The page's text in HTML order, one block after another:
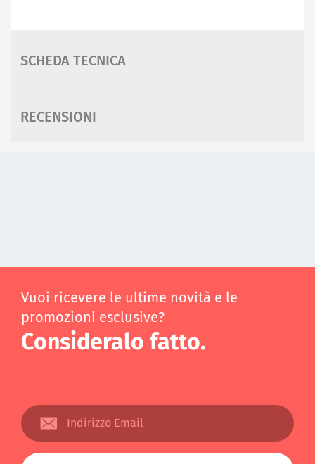
SCHEDA TECNICA
RECENSIONI
Vuoi ricevere le ultime novità e le
promozioni esclusive?
Consideralo fatto.